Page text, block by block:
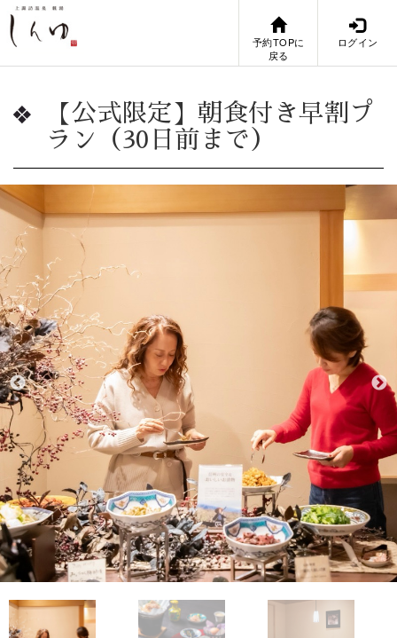
予約TOPに
戻る
ログイン
【公式限定】朝食付き早割プ
ラン（30日前まで）